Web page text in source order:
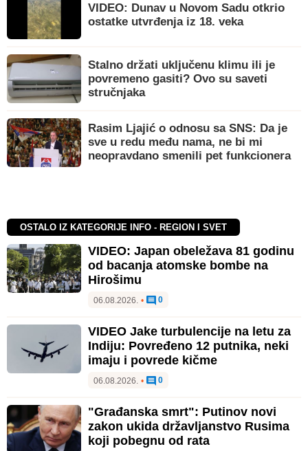
VIDEO: Dunav u Novom Sadu otkrio
ostatke utvrđenja iz 18. veka
Stalno držati uključenu klimu ili je
povremeno gasiti? Ovo su saveti
stručnjaka
Rasim Ljajić o odnosu sa SNS: Da je
sve u redu među nama, ne bi mi
neopravdano smenili pet funkcionera
OSTALO IZ KATEGORIJE INFO - REGION I SVET
VIDEO: Japan obeležava 81 godinu
od bacanja atomske bombe na
Hirošimu
06.08.2026. • 0
VIDEO Jake turbulencije na letu za
Indiju: Povređeno 12 putnika, neki
imaju i povrede kičme
06.08.2026. • 0
"Građanska smrt": Putinov novi
zakon ukida državljanstvo Rusima
koji pobegnu od rata